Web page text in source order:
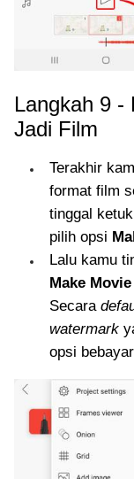
Langkah 9 -
Jadi Film
Terakhir
format film
tinggal ketuk
pilih opsi
Lalu kamu
Make Movie
Secara
watermark
opsi